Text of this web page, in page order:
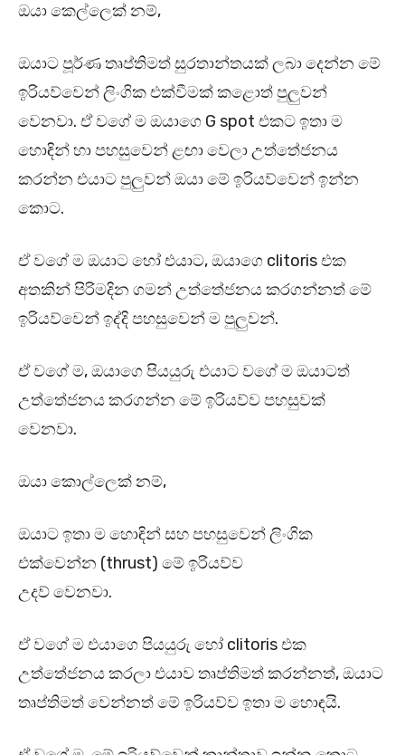
ඔයා කෙල්ලෙක් නම්,
ඔයාට පූර්ණ තෘප්තිමත් සුරතාන්තයක් ලබා දෙන්න මේ
ඉරියව්වෙන් ලිංගික එක්වීමක් කළොත් පුලුවන්
වෙනවා. ඒ වගේ ම ඔයාගෙ G spot එකට ඉතා ම
හොඳින් හා පහසුවෙන් ළඟා වෙලා උත්තේජනය
කරන්න එයාට පුලුවන් ඔයා මේ ඉරියව්වෙන් ඉන්න
කොට.
ඒ වගේ ම ඔයාට හෝ එයාට, ඔයාගෙ clitoris එක
අතකින් පිරිමදින ගමන් උත්තේජනය කරගන්නත් මේ
ඉරියව්වෙන් ඉද්දි පහසුවෙන් ම පුලුවන්.
ඒ වගේ ම, ඔයාගෙ පියයුරු එයාට වගේ ම ඔයාටත්
උත්තේජනය කරගන්න මේ ඉරියව්ව පහසුවක්
වෙනවා.
ඔයා කොල්ලෙක් නම්,
ඔයාට ඉතා ම හොඳින් සහ පහසුවෙන් ලිංගික
එක්වෙන්න (thrust) මේ ඉරියව්ව
උදව් වෙනවා.
ඒ වගේ ම එයාගෙ පියයුරු හෝ clitoris එක
උත්තේජනය කරලා එයාව තෘප්තිමත් කරන්නත්, ඔයාට
තෘප්තිමත් වෙන්නත් මේ ඉරියව්ව ඉතා ම හොඳයි.